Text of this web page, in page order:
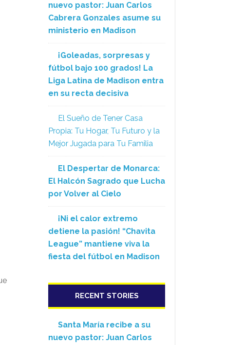
nuevo pastor: Juan Carlos
Cabrera Gonzales asume su
ministerio en Madison
¡Goleadas, sorpresas y
fútbol bajo 100 grados! La
Liga Latina de Madison entra
en su recta decisiva
El Sueño de Tener Casa
Propia: Tu Hogar, Tu Futuro y la
Mejor Jugada para Tu Familia
El Despertar de Monarca:
El Halcón Sagrado que Lucha
por Volver al Cielo
¡Ni el calor extremo
detiene la pasión! “Chavita
League” mantiene viva la
fiesta del fútbol en Madison
RECENT STORIES
Santa María recibe a su
nuevo pastor: Juan Carlos